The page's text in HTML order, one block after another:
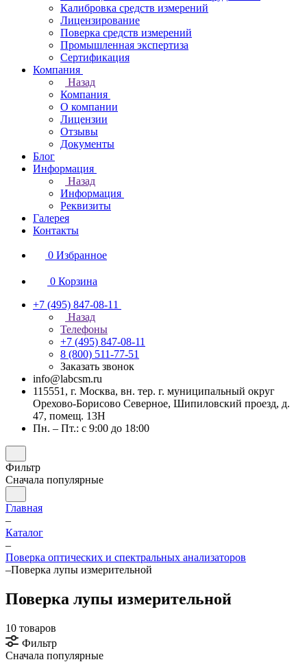
Калибровка средств измерений
Лицензирование
Поверка средств измерений
Промышленная экспертиза
Сертификация
Компания
Назад
Компания
О компании
Лицензии
Отзывы
Документы
Блог
Информация
Назад
Информация
Реквизиты
Галерея
Контакты
0 Избранное
0 Корзина
+7 (495) 847-08-11
Назад
Телефоны
+7 (495) 847-08-11
8 (800) 511-77-51
Заказать звонок
info@labcsm.ru
115551, г. Москва, вн. тер. г. муниципальный округ
Орехово-Борисово Северное, Шипиловский проезд, д.
47, помещ. 13Н
Пн. – Пт.: с 9:00 до 18:00
Фильтр
Сначала популярные
Главная
–
Каталог
–
Поверка оптических и спектральных анализаторов
–Поверка лупы измерительной
Поверка лупы измерительной
10 товаров
Фильтр
Сначала популярные